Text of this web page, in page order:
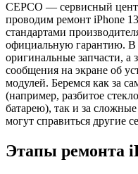
СЕРСО — сервисный
проводим ремонт iPhone
стандартами
официальную гарантию. В
оригинальные запчасти, а
сообщения на экране об
модулей. Беремся как за
(например, разбитое
батарею), так и за
могут справиться другие
Этапы ремонта